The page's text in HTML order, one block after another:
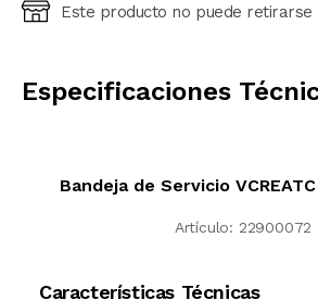
Ingresá código postal (sólo números)
Este producto no puede retirarse
Especificaciones
Bandeja de Servicio
Artículo: 22900072
Características Técnicas